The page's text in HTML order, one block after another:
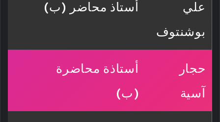
علي
بوشنتوف
أستاذ محاضر (ب)
حجار
آسية
أستاذة محاضرة
(ب)